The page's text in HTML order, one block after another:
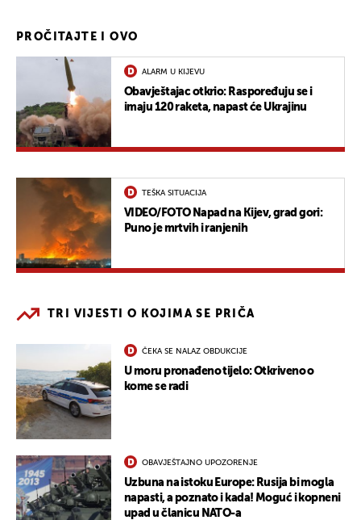
PROČITAJTE I OVO
ALARM U KIJEVU
Obavještajac otkrio: Raspoređuju se i
imaju 120 raketa, napast će Ukrajinu
TEŠKA SITUACIJA
VIDEO/FOTO Napad na Kijev, grad gori:
Puno je mrtvih i ranjenih
TRI VIJESTI O KOJIMA SE PRIČA
ČEKA SE NALAZ OBDUKCIJE
U moru pronađeno tijelo: Otkriveno o
kome se radi
OBAVJEŠTAJNO UPOZORENJE
Uzbuna na istoku Europe: Rusija bi mogla
napasti, a poznato i kada! Moguć i kopneni
upad u članicu NATO-a